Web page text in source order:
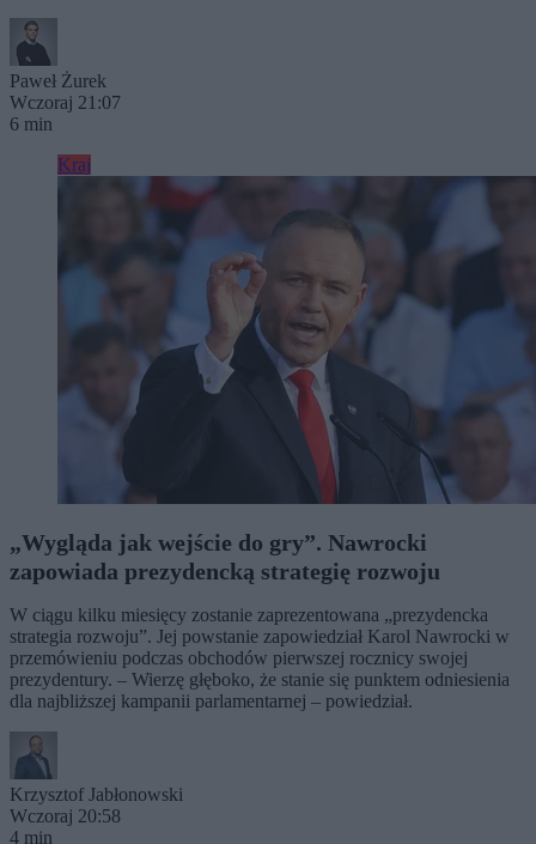
Paweł Żurek
Wczoraj 21:07
6 min
Kraj
„Wygląda jak wejście do gry”. Nawrocki
zapowiada prezydencką strategię rozwoju
W ciągu kilku miesięcy zostanie zaprezentowana „prezydencka
strategia rozwoju”. Jej powstanie zapowiedział Karol Nawrocki w
przemówieniu podczas obchodów pierwszej rocznicy swojej
prezydentury. – Wierzę głęboko, że stanie się punktem odniesienia
dla najbliższej kampanii parlamentarnej – powiedział.
Krzysztof Jabłonowski
Wczoraj 20:58
4 min